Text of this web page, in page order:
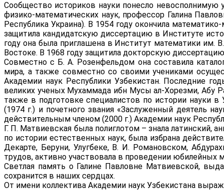
Сообщество историков науки понесло невосполнимую
физико-математических наук, профессор Галина
Республика Украина). В 1954 году окончила
защитила кандидатскую диссертацию в Институте
году она была приглашена в Институт математики им.
Востоке. В 1968 году защитила докторскую
Совместно с Б. А. Розенфельдом она составила
мира, а также совместно со своими учениками
Академии наук Республики Узбекистан. Последние
великих ученых Мухаммада ибн Мусы ал-Хорезми, Абу
также в подготовке специалистов по истории науки
(1974 г.) и почетного звания «Заслуженный деятель
действительным членом (2000 г.) Академии наук
Г. П. Матвиевская была полиглотом – знала латинский,
по истории естественных наук, была избрана
Декарте, Беруни, Улугбеке, В. И. Романовском,
трудов, активно участвовала в проведении
Светлая память о Галине Павловне Матвиевской,
сохранится в наших сердцах.
От имени коллектива Академии наук Узбекистана